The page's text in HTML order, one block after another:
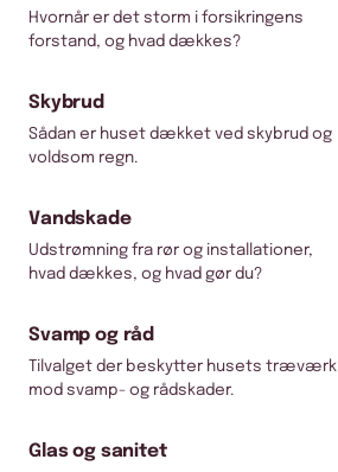
Hvornår er det storm i forsikringens
forstand, og hvad dækkes?
Skybrud
Sådan er huset dækket ved skybrud og
voldsom regn.
Vandskade
Udstrømning fra rør og installationer,
hvad dækkes, og hvad gør du?
Svamp og råd
Tilvalget der beskytter husets træværk
mod svamp- og rådskader.
Glas og sanitet